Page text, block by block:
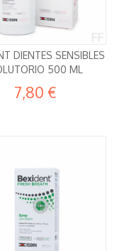
DIENTES SENSIBLES
500 ML
7,80 €